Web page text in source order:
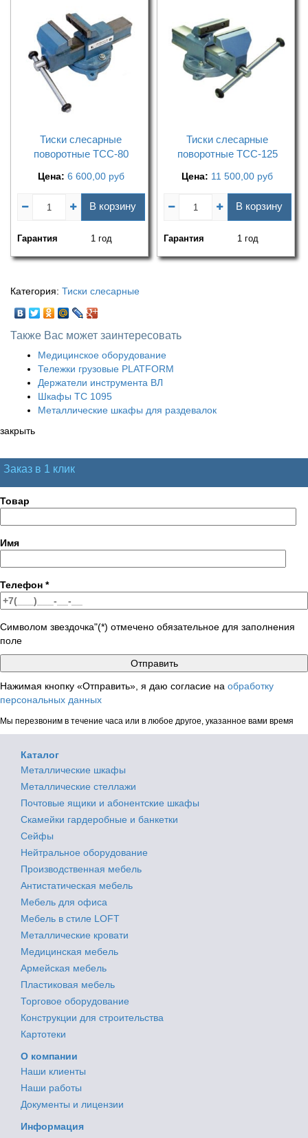
Тиски слесарные
поворотные ТСС-80
Цена: 6 600,00 руб
В корзину
Гарантия 1 год
Тиски слесарные
поворотные ТСС-125
Цена: 11 500,00 руб
В корзину
Гарантия 1 год
Категория: Тиски слесарные
Также Вас может заинтересовать
Медицинское оборудование
Тележки грузовые PLATFORM
Держатели инструмента ВЛ
Шкафы ТС 1095
Металлические шкафы для раздевалок
закрыть
Заказ в 1 клик
Товар
Имя
Телефон *
Символом звездочка"(*) отмечено обязательное для заполнения
поле
Нажимая кнопку «Отправить», я даю согласие на обработку
персональных данных
Мы перезвоним в течение часа или в любое другое, указанное вами время
Каталог
Металлические шкафы
Металлические стеллажи
Почтовые ящики и абонентские шкафы
Скамейки гардеробные и банкетки
Сейфы
Нейтральное оборудование
Производственная мебель
Антистатическая мебель
Мебель для офиса
Мебель в стиле LOFT
Металлические кровати
Медицинская мебель
Армейская мебель
Пластиковая мебель
Торговое оборудование
Конструкции для строительства
Картотеки
О компании
Наши клиенты
Наши работы
Документы и лицензии
Информация